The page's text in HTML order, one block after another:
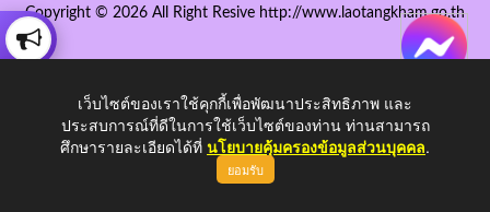
Copyright © 2026 All Right Resive http://www.laotangkham.go.th
เว็บไซต์ของเราใช้คุกกี้เพื่อพัฒนาประสิทธิภาพ และ
ประสบการณ์ที่ดีในการใช้เว็บไซต์ของท่าน ท่านสามารถ
ศึกษารายละเอียดได้ที่ นโยบายคุ้มครองข้อมูลส่วนบุคคล.
ยอมรับ